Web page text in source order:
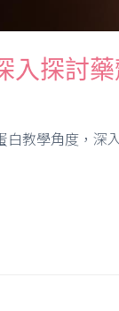
入探討
白教學角度，